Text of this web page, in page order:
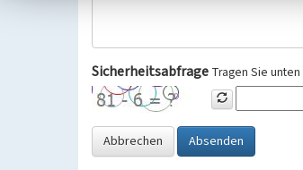
Sicherheitsabfrage Tragen Sie
Abbrechen Absenden